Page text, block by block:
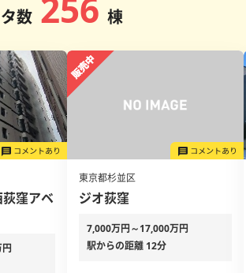
数 256 棟
窪アベ
東京都杉並区
ジオ荻窪
7,000万円～17,000万円
駅からの距離 12分